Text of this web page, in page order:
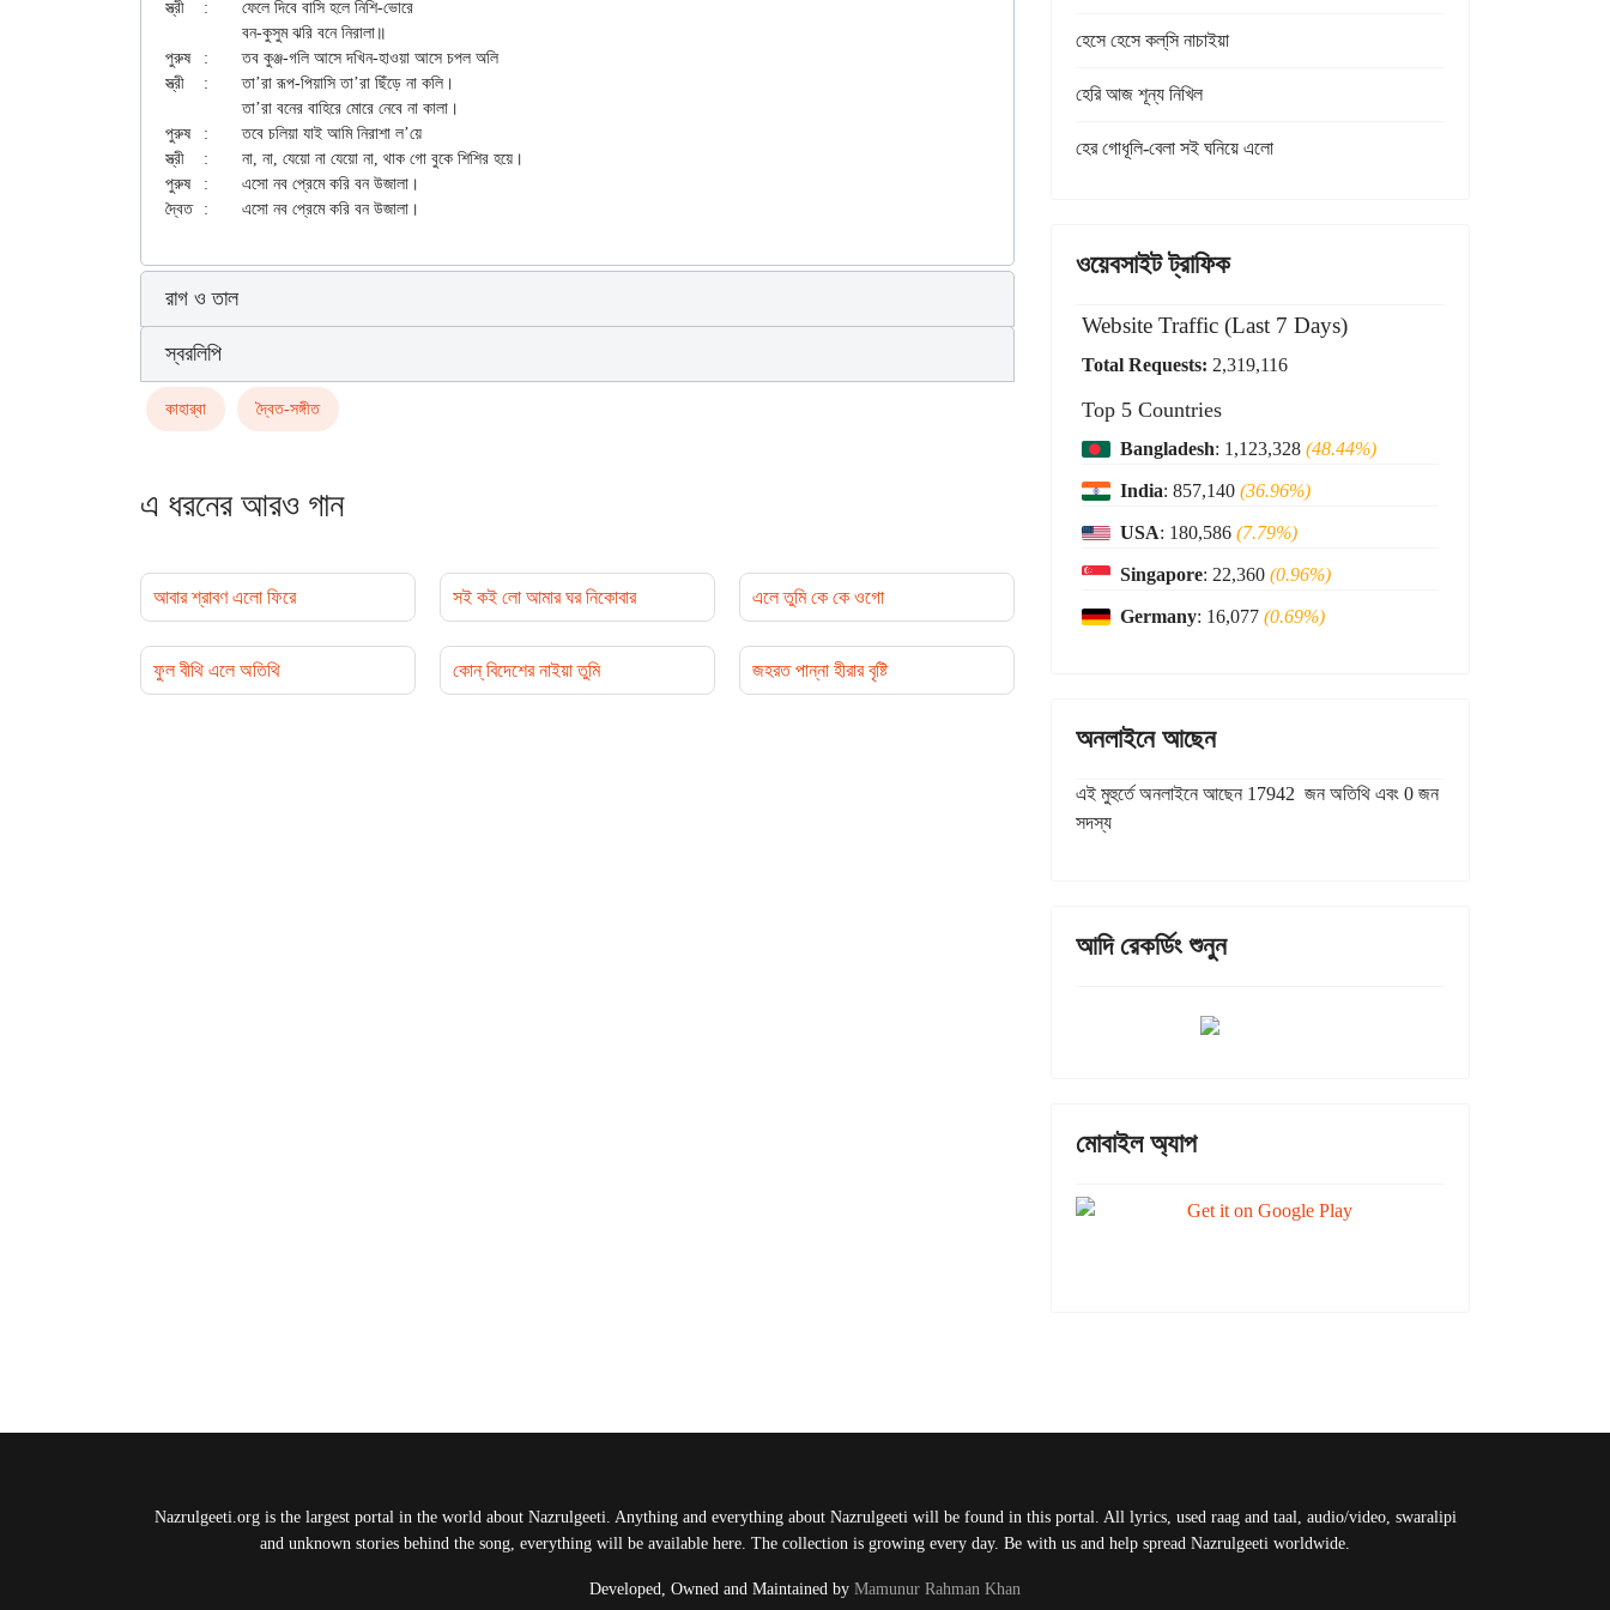
স্ত্রী	:	ফেলে দিবে বাসি হলে নিশি-ভোরে
পুরুষ	:	তব কুঞ্জ-গলি আসে দখিন-হাওয়া আসে চপল অলি
স্ত্রী	:	তা’রা রূপ-পিয়াসি তা’রা ছিঁড়ে না কলি।
		তা’রা বনের বাহিরে মোরে নেবে না কালা।
পুরুষ	:	তবে চলিয়া যাই আমি নিরাশা ল’য়ে
স্ত্রী	:	না, না, যেয়ো না যেয়ো না, থাক গো বুকে শিশির হয়ে।
পুরুষ	:	এসো নব প্রেমে করি বন উজালা।
রাগ ও তাল
স্বরলিপি
কাহার্‌বা দ্বৈত-সঙ্গীত
এ ধরনের আরও গান
আবার শ্রাবণ এলো ফিরে সই কই লো আমার ঘর নিকোবার এলে তুমি কে কে ওগো
ফুল বীথি এলে অতিথি কোন্ বিদেশের নাইয়া তুমি জহরত পান্না হীরার বৃষ্টি
হেসে হেসে কল্‌সি নাচাইয়া
হেরি আজ শূন্য নিখিল
হের গোধূলি-বেলা সই ঘনিয়ে এলো
ওয়েবসাইট ট্রাফিক
Website Traffic (Last 7 Days)
Total Requests: 2,319,116
Top 5 Countries
Bangladesh: 1,123,328 (48.44%)
India: 857,140 (36.96%)
USA: 180,586 (7.79%)
Singapore: 22,360 (0.96%)
Germany: 16,077 (0.69%)
অনলাইনে আছেন
এই মুহুর্তে অনলাইনে আছেন 17942 জন অতিথি এবং 0 জন
সদস্য
আদি রেকর্ডিং শুনুন
মোবাইল অ্যাপ
Nazrulgeeti.org is the largest portal in the world about Nazrulgeeti. Anything and everything about Nazrulgeeti will be found in this portal. All lyrics, used raag and taal, audio/video, swaralipi
and unknown stories behind the song, everything will be available here. The collection is growing every day. Be with us and help spread Nazrulgeeti worldwide.
Developed, Owned and Maintained by Mamunur Rahman Khan